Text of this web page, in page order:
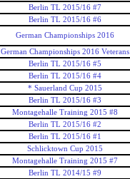
Berlin TL 2015/16 #7
Berlin TL 2015/16 #6
German Championships 2016
German Championships 2016 Veterans
Berlin TL 2015/16 #5
Berlin TL 2015/16 #4
* Sauerland Cup 2015
Berlin TL 2015/16 #3
Montagehalle Training 2015 #8
Berlin TL 2015/16 #2
Berlin TL 2015/16 #1
Schlicktown Cup 2015
Montagehalle Training 2015 #7
Berlin TL 2014/15 #9